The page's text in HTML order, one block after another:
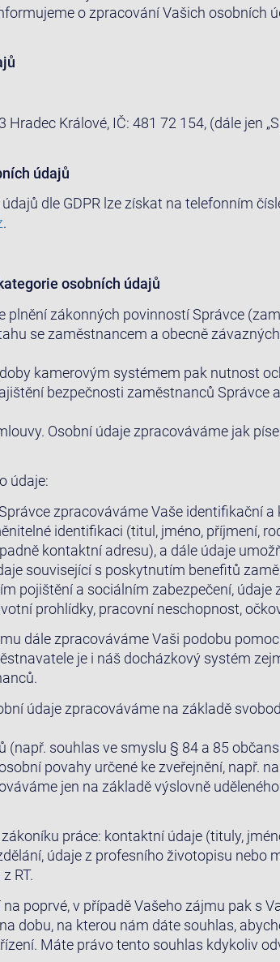
o zpracování Vašich osobních
Králové, IČ: 481 72 154, (dále jen
údajů
dle GDPR lze získat na telefonním
.
osobních údajů
plnění zákonných povinností Správce
se zaměstnancem a obecně
kamerovým systémem pak nutnost
bezpečnosti zaměstnanců Správce
Osobní údaje zpracováváme jak
údaje:
zpracováváme Vaše identifikační
identifikaci (titul, jméno, příjmení,
kontaktní adresu), a dále údaje
související s poskytnutím benefitů
pojištění a sociálním zabezpečení, údaje
prohlídky, pracovní neschopnost,
dále zpracováváme Vaši podobu
je i náš docházkový systém
údaje zpracováváme na základě
(např. souhlas ve smyslu § 84 a 85
povahy určené ke zveřejnění, např.
jen na základě výslovně
práce: kontaktní údaje (tituly,
údaje z profesního životopisu nebo
RT.
poprvé, v případě Vašeho zájmu pak s
dobu, na kterou nám dáte souhlas,
Máte právo tento souhlas kdykoliv